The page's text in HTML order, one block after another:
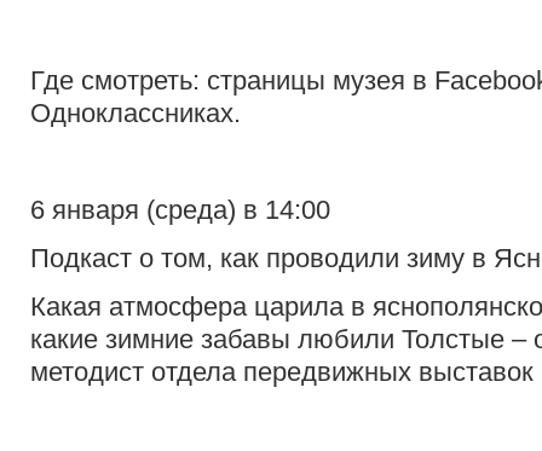
Где смотреть: страницы музея в
Одноклассниках.
6 января (среда) в 14:00
Подкаст о том, как проводили зиму в
Какая атмосфера царила в
какие зимние забавы любили Толстые –
методист отдела передвижных